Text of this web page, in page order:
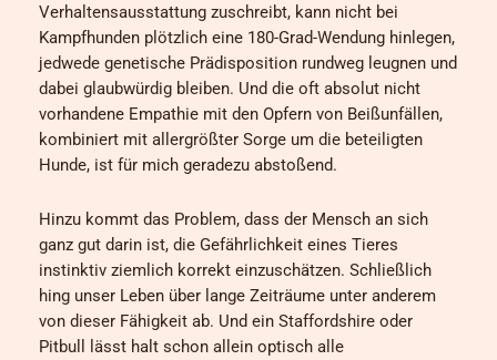
Verhaltensausstattung zuschreibt, kann nicht bei
Kampfhunden plötzlich eine 180-Grad-Wendung hinlegen,
jedwede genetische Prädisposition rundweg leugnen und
dabei glaubwürdig bleiben. Und die oft absolut nicht
vorhandene Empathie mit den Opfern von Beißunfällen,
kombiniert mit allergrößter Sorge um die beteiligten
Hunde, ist für mich geradezu abstoßend.
Hinzu kommt das Problem, dass der Mensch an sich
ganz gut darin ist, die Gefährlichkeit eines Tieres
instinktiv ziemlich korrekt einzuschätzen. Schließlich
hing unser Leben über lange Zeiträume unter anderem
von dieser Fähigkeit ab. Und ein Staffordshire oder
Pitbull lässt halt schon allein optisch alle